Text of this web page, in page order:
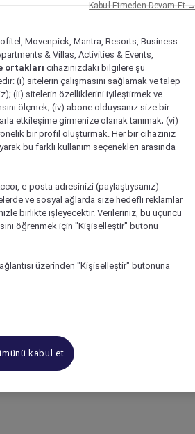
Movenpick, Mantra, Resorts, Business
& Villas, Activities & Events,
ortakları cihazınızdaki bilgilere şu
(i) sitelerin çalışmasını sağlamak ve talep
(ii) sitelerin özelliklerini iyileştirmek ve
ölçmek; (iv) abone olduysanız size bir
etkileşime girmenize olanak tanımak; (vi)
bir profil oluşturmak. Her bir cihazınız
bu farklı kullanım seçenekleri arasında
e-posta adresinizi (paylaştıysanız)
ve sosyal ağlarda size hedefli reklamlar
birlikte işleyecektir. Verileriniz, bu üçüncü
öğrenmek için "Kişiselleştir" butonu
üzerinden "Kişiselleştir" butonuna
kabul et
Kabul Etmeden Devam Et →